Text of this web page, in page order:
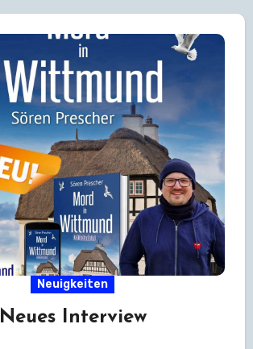
Neuigkeiten
Neues Interview